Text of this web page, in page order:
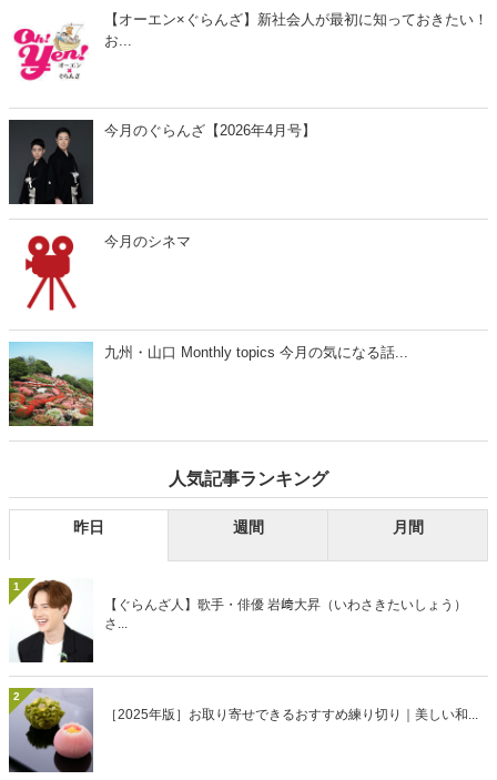
【オーエン×ぐらんざ】新社会人が最初に知っておきたい！
お...
今月のぐらんざ【2026年4月号】
今月のシネマ
九州・山口 Monthly topics 今月の気になる話...
人気記事ランキング
昨日 週間 月間
1
【ぐらんざ人】歌手・俳優 岩﨑大昇（いわさきたいしょう）
さ...
2
［2025年版］お取り寄せできるおすすめ練り切り｜美しい和...